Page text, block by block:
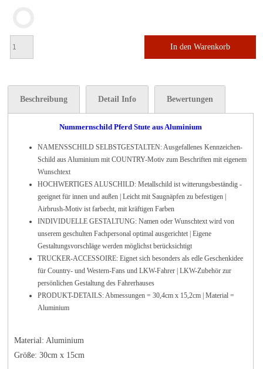
In den Warenkorb
Beschreibung Detail Info Bewertungen
Nummernschild Pferd Stute aus Aluminium
NAMENSSCHILD SELBSTGESTALTEN: Ausgefallenes Kennzeichen-
Schild aus Aluminium mit COUNTRY-Motiv zum Beschriften mit eigenem
Wunschtext
HOCHWERTIGES ALUSCHILD: Metallschild ist witterungsbeständig -
geeignet für innen und außen | Leicht mit Saugnäpfen zu befestigen |
Airbrush-Motiv ist farbecht, mit kräftigen Farben
INDIVIDUELLE GESTALTUNG: Namen oder Wunschtext wird von
unserem geschulten Fachpersonal optimal ausgerichtet | Eigene
Gestaltungsvorschläge werden möglichst berücksichtigt
TRUCKER-ACCESSOIRE: Eignet sich besonders als edle Geschenkidee
für Country- und Western-Fans und LKW-Fahrer | LKW-Zubehör zur
persönlichen Gestaltung des Fahrerhauses
PRODUKT-DETAILS: Abmessungen = 30,4cm x 15,2cm | Material =
Aluminium
Material: Aluminium
Größe: 30cm x 15cm